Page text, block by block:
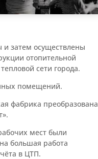
и затем осуществлены
отопительной
сети города.
помещений.
фабрика преобразована
мест были
большая работа
в ЦТП.